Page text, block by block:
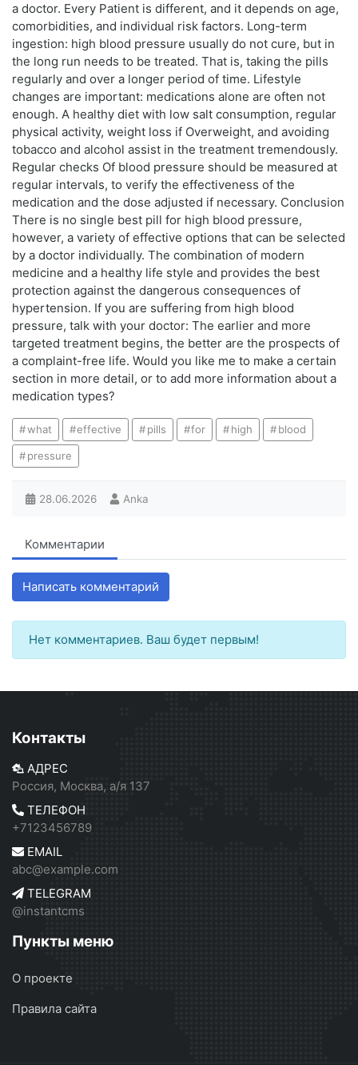
a doctor. Every Patient is different, and it depends on age,
comorbidities, and individual risk factors. Long-term
ingestion: high blood pressure usually do not cure, but in
the long run needs to be treated. That is, taking the pills
regularly and over a longer period of time. Lifestyle
changes are important: medications alone are often not
enough. A healthy diet with low salt consumption, regular
physical activity, weight loss if Overweight, and avoiding
tobacco and alcohol assist in the treatment tremendously.
Regular checks Of blood pressure should be measured at
regular intervals, to verify the effectiveness of the
medication and the dose adjusted if necessary. Conclusion
There is no single best pill for high blood pressure,
however, a variety of effective options that can be selected
by a doctor individually. The combination of modern
medicine and a healthy life style and provides the best
protection against the dangerous consequences of
hypertension. If you are suffering from high blood
pressure, talk with your doctor: The earlier and more
targeted treatment begins, the better are the prospects of
a complaint-free life. Would you like me to make a certain
section in more detail, or to add more information about a
medication types?
what effective pills for high blood
pressure
28.06.2026 Anka
Комментарии
Написать комментарий
Нет комментариев. Ваш будет первым!
Контакты
АДРЕС
Россия, Москва, а/я 137
ТЕЛЕФОН
+7123456789
EMAIL
abc@example.com
TELEGRAM
@instantcms
Пункты меню
О проекте
Правила сайта